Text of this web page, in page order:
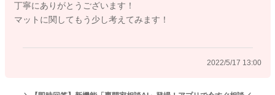
丁寧にありがとうございます！
マットに関してもう少し考えてみます！
2022/5/17 13:00